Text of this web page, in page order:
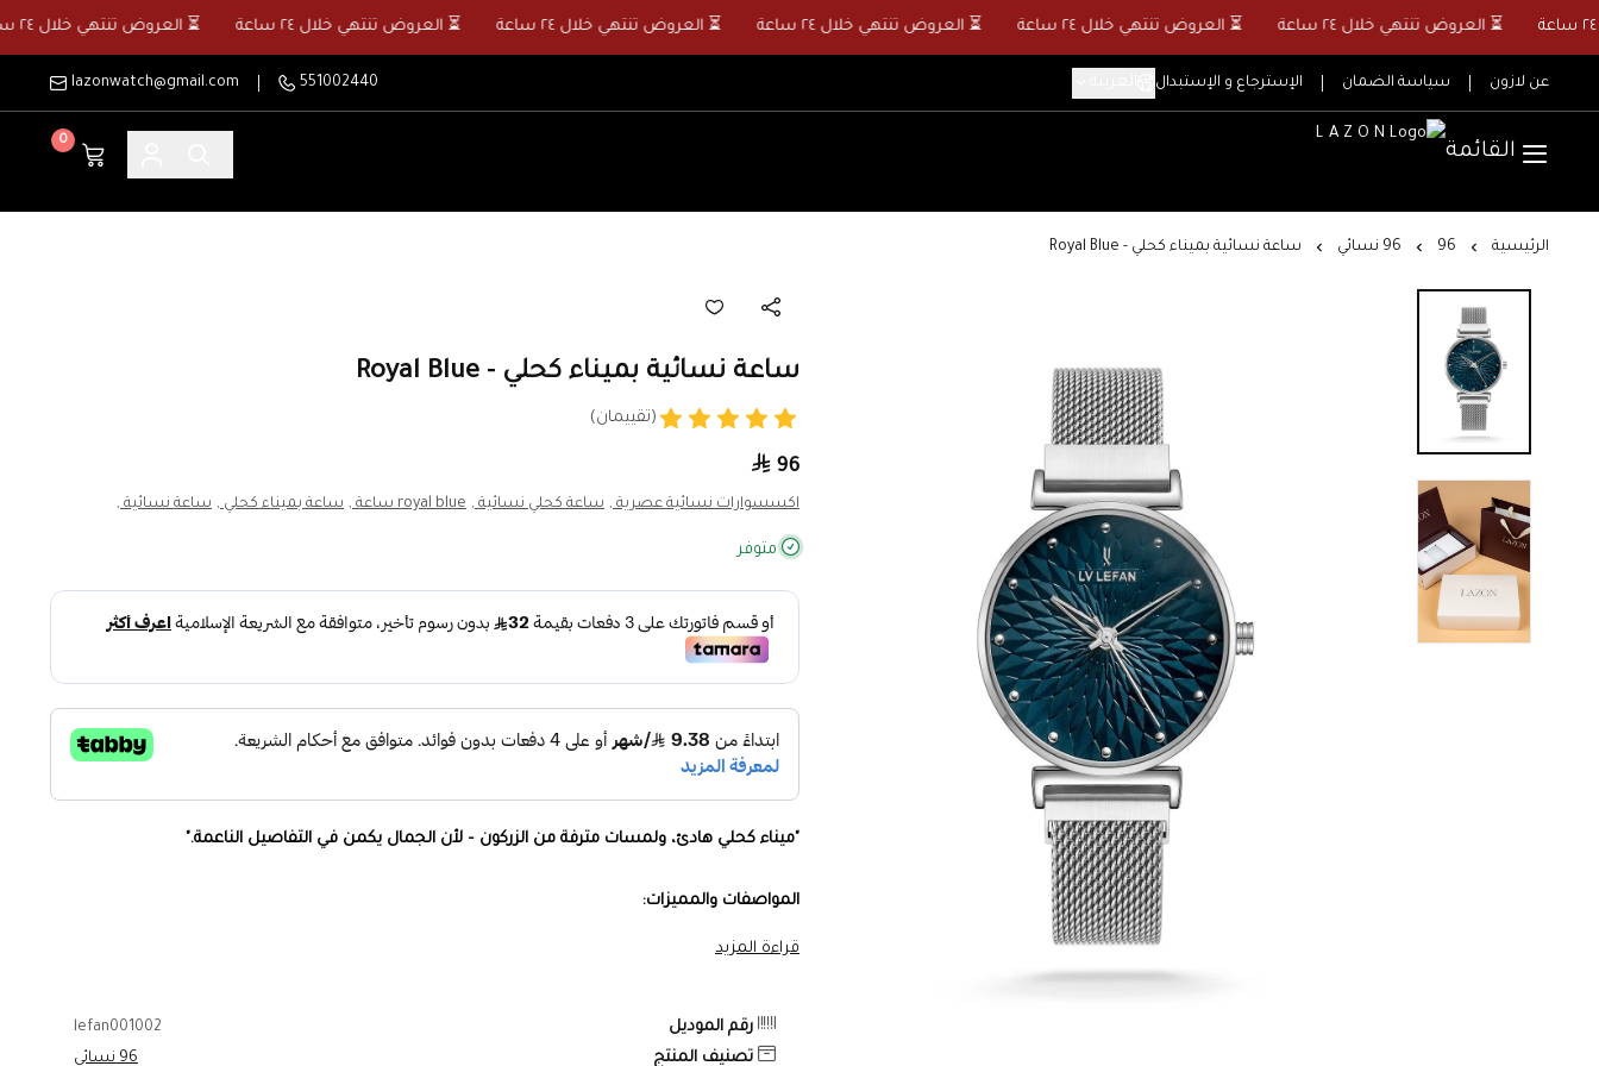
⏳ العروض تنتهي خلال ٢٤ ساعة ⏳ العروض تنتهي خلال ٢٤ ساعة ⏳ العروض تنتهي خلال ٢٤ ساعة ⏳ العروض تنتهي خلال ٢٤ ساعة ⏳ العروض تنتهي خلال ٢٤ ساعة ⏳ العروض تنتهي خلال ٢٤ ساعة
عن لازون سياسة الضمان الإسترجاع و الإستبدال 551002440
lazonwatch@gmail.com
القائمة 0
الرئيسية 96 96 نسائي ساعة نسائية بميناء كحلي - Royal Blue
ساعة نسائية بميناء كحلي - Royal Blue
(تقييمان)
96
اكسسوارات نسائية عصرية , ساعة كحلي نسائية , royal blue ساعة , ساعة بميناء كحلي , ساعة نسائية ,
متوفر
"ميناء كحلي هادئ، ولمسات مترفة من الزركون – لأن الجمال يكمن في التفاصيل الناعمة."
المواصفات والمميزات:
مقاس الساعة 28 مم
قراءة المزيد
رقم الموديل lefan001002
تصنيف المنتج 96 نسائي